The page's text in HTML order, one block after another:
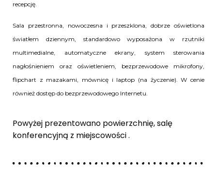
recepcję.
Sala przestronna, nowoczesna i przeszklona, dobrze oświetlona
światłem dziennym, standardowo wyposażona w rzutniki
multimedialne, automatyczne ekrany, system sterowania
nagłośnieniem oraz oświetleniem, bezprzewodowe mikrofony,
flipchart z mazakami, mównicę i laptop (na życzenie). W cenie
również dostęp do bezprzewodowego Internetu.
Powyżej prezentowano powierzchnię, salę
konferencyjną z miejscowości .